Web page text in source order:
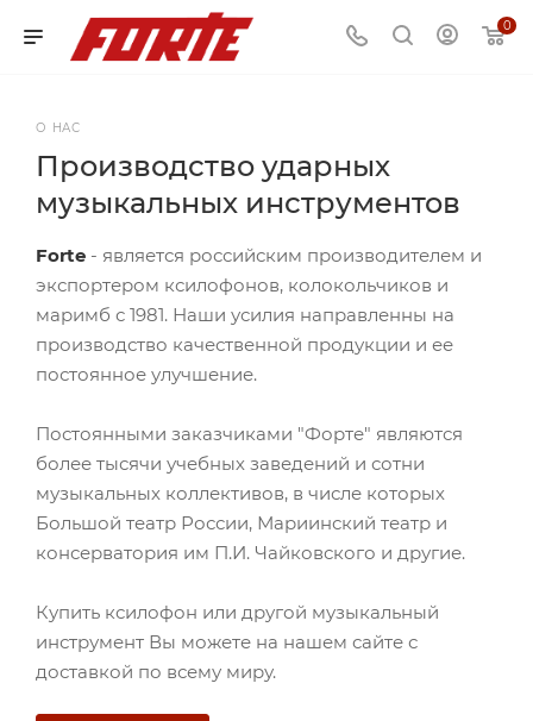
0
О НАС
Производство ударных
музыкальных инструментов
Forte - является российским производителем и
экспортером ксилофонов, колокольчиков и
маримб с 1981. Наши усилия направленны на
производство качественной продукции и ее
постоянное улучшение.
Постоянными заказчиками "Форте" являются
более тысячи учебных заведений и сотни
музыкальных коллективов, в числе которых
Большой театр России, Мариинский театр и
консерватория им П.И. Чайковского и другие.
Купить ксилофон или другой музыкальный
инструмент Вы можете на нашем сайте с
доставкой по всему миру.